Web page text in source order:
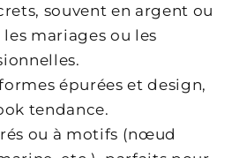
souvent en argent ou
mariages ou les
épurées et design,
tendance.
ou à motifs (nœud